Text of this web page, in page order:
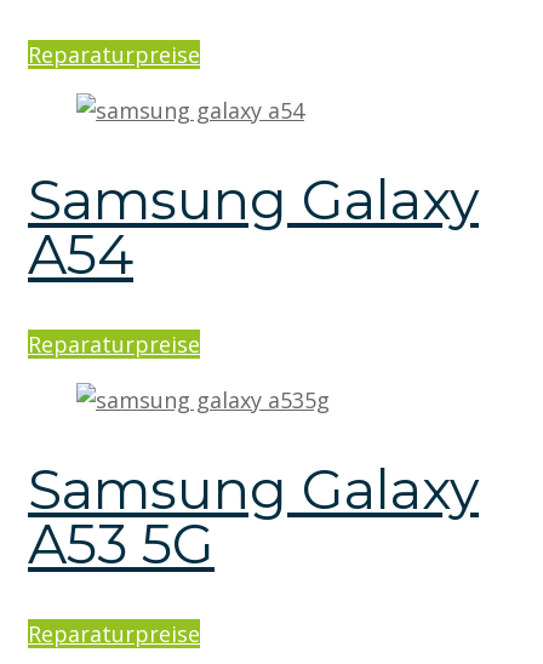
Reparaturpreise
Samsung Galaxy
A54
Reparaturpreise
Samsung Galaxy
A53 5G
Reparaturpreise